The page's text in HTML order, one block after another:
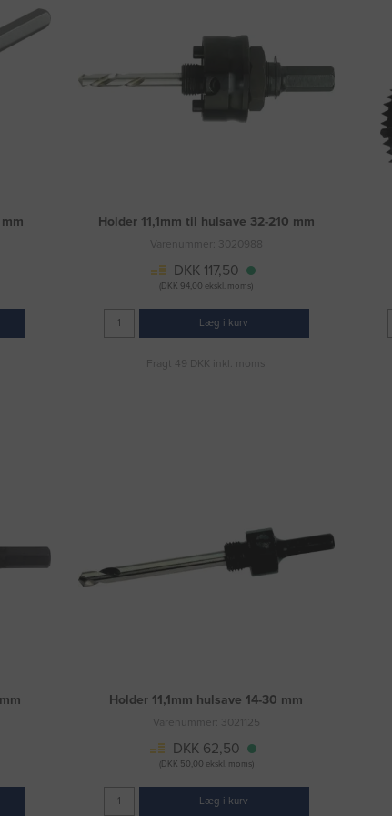
Holder 11,1mm til hulsave 32-210 mm
Varenummer: 3020988
DKK 117,50
(DKK 94,00 ekskl. moms)
Læg i kurv
Fragt 49 DKK inkl. moms
Holder 11,1mm hulsave 14-30 mm
Varenummer: 3021125
DKK 62,50
(DKK 50,00 ekskl. moms)
Læg i kurv